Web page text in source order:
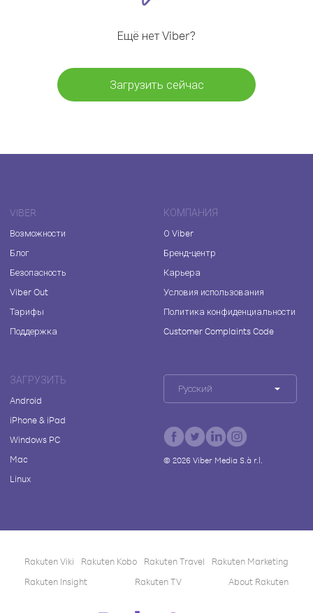
Ещё нет Viber?
Загрузить сейчас
VIBER
Возможности
Блог
Безопасность
Viber Out
Тарифы
Поддержка
КОМПАНИЯ
О Viber
Бренд-центр
Карьера
Условия использования
Политика конфиденциальности
Customer Complaints Code
ЗАГРУЗИТЬ
Android
iPhone & iPad
Windows PC
Mac
Linux
Русский
© 2026Viber Media S.à r.l.
Rakuten Viki Rakuten Kobo Rakuten Travel
Rakuten Marketing
Rakuten Insight
Rakuten TV About Rakuten